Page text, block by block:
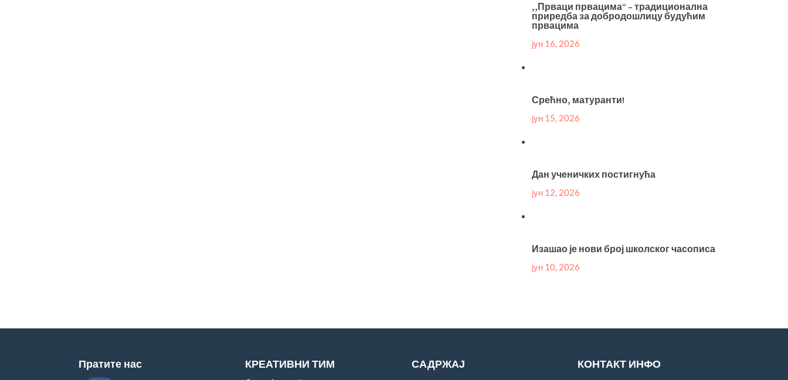
,,Прваци првацима“ – традиционална
приредба за добродошлицу будућим
првацима
јун 16, 2026
Срећно, матуранти!
јун 15, 2026
Дан ученичких постигнућа
јун 12, 2026
Изашао је нови број школског часописа
јун 10, 2026
Пратите нас КРЕАТИВНИ ТИМ САДРЖАЈ КОНТАКТ ИНФО